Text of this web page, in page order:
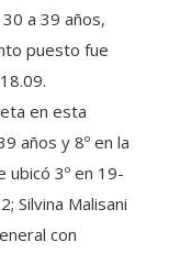
a 39 años,
puesto fue
en esta
años y 8º en la
ubicó 3º en 19-
Silvina Malisani
con